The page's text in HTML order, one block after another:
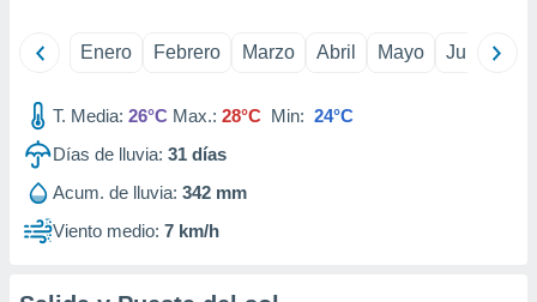
de
un
o acceder
datos
Enero Febrero Marzo Abril Mayo Junio
T. Media: 26°C Max.: 28°C Min: 24°C
Días de lluvia: 31 días
Acum. de lluvia: 342 mm
Viento medio: 7 km/h